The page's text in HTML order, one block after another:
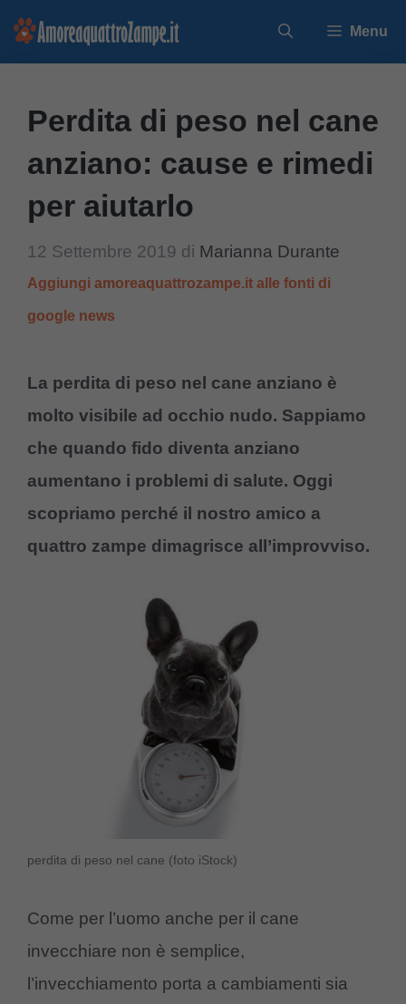
Vai
Menu
Perdita di peso nel cane
anziano: cause e rimedi
per aiutarlo
12 Settembre 2019 di Marianna Durante
Aggiungi amoreaquattrozampe.it alle fonti di
google news
La perdita di peso nel cane anziano è
molto visibile ad occhio nudo. Sappiamo
che quando fido diventa anziano
aumentano i problemi di salute. Oggi
scopriamo perché il nostro amico a
quattro zampe dimagrisce all’improvviso.
perdita di peso nel cane (foto iStock)
Come per l’uomo anche per il cane
invecchiare non è semplice,
l’invecchiamento porta a cambiamenti sia